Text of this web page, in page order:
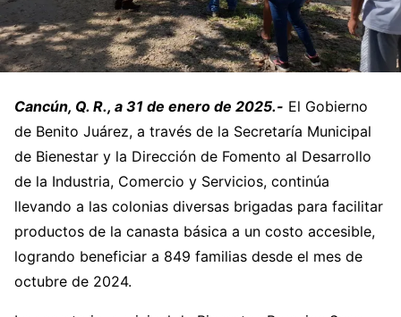
Cancún, Q. R., a 31 de enero de 2025.- El Gobierno
de Benito Juárez, a través de la Secretaría Municipal
de Bienestar y la Dirección de Fomento al Desarrollo
de la Industria, Comercio y Servicios, continúa
llevando a las colonias diversas brigadas para facilitar
productos de la canasta básica a un costo accesible,
logrando beneficiar a 849 familias desde el mes de
octubre de 2024.